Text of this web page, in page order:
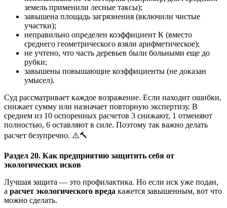
земель применили лесные таксы);
завышена площадь загрязнения (включили чистые
участки);
неправильно определен коэффициент К (вместо
среднего геометрического взяли арифметическое);
не учтено, что часть деревьев были больными еще до
рубки;
завышены повышающие коэффициенты (не доказан
умысел).
Суд рассматривает каждое возражение. Если находит ошибки,
снижает сумму или назначает повторную экспертизу. В
среднем из 10 оспоренных расчетов 3 снижают, 1 отменяют
полностью, 6 оставляют в силе. Поэтому так важно делать
расчет безупречно. ⚠️🔨
Раздел 20. Как предприятию защитить себя от
экологических исков
Лучшая защита — это профилактика. Но если иск уже подан,
а расчет экологического вреда кажется завышенным, вот что
можно сделать.